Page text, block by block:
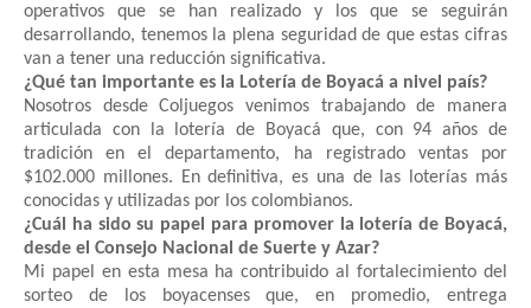
operativos que se han realizado y los que se seguirán
desarrollando, tenemos la plena seguridad de que estas cifras
van a tener una reducción significativa.
¿Qué tan importante es la Lotería de Boyacá a nivel país?
Nosotros desde Coljuegos venimos trabajando de manera
articulada con la lotería de Boyacá que, con 94 años de
tradición en el departamento, ha registrado ventas por
$102.000 millones. En definitiva, es una de las loterías más
conocidas y utilizadas por los colombianos.
¿Cuál ha sido su papel para promover la lotería de Boyacá,
desde el Consejo Nacional de Suerte y Azar?
Mi papel en esta mesa ha contribuido al fortalecimiento del
sorteo de los boyacenses que,en promedio, entrega